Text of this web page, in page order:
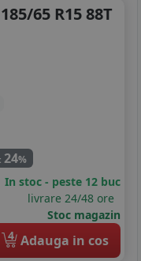
185/65 R15 88T
24%
In stoc - peste 12 buc
livrare 24/48 ore
Stoc magazin
4 Adauga in cos